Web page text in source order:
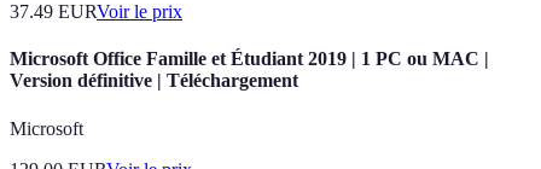
37.49 EURVoir le prix
Microsoft Office Famille et Étudiant 2019 | 1 PC ou MAC |
Version définitive | Téléchargement
Microsoft